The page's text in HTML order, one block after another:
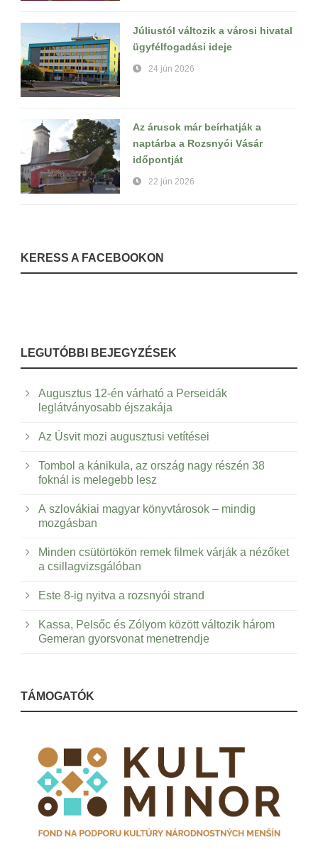
Júliustól változik a városi hivatal
ügyfélfogadási ideje
24 jún 2026
Az árusok már beírhatják a
naptárba a Rozsnyói Vásár
időpontját
22 jún 2026
KERESS A FACEBOOKON
LEGUTÓBBI BEJEGYZÉSEK
Augusztus 12-én várható a Perseidák
leglátványosabb éjszakája
Az Úsvit mozi augusztusi vetítései
Tombol a kánikula, az ország nagy részén 38
foknál is melegebb lesz
A szlovákiai magyar könyvtárosok – mindig
mozgásban
Minden csütörtökön remek filmek várják a nézőket
a csillagvizsgálóban
Este 8-ig nyitva a rozsnyói strand
Kassa, Pelsőc és Zólyom között változik három
Gemeran gyorsvonat menetrendje
TÁMOGATÓK